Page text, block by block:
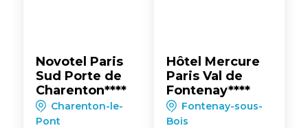
Novotel Paris
Sud Porte de
Charenton****
Charenton-le-
Pont
Hôtel Mercure
Paris Val de
Fontenay****
Fontenay-sous-
Bois